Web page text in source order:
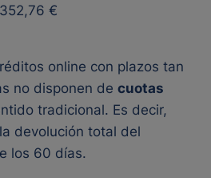
€
online con plazos tan
no disponen de cuotas
tradicional. Es decir,
devolución total del
los 60 días.